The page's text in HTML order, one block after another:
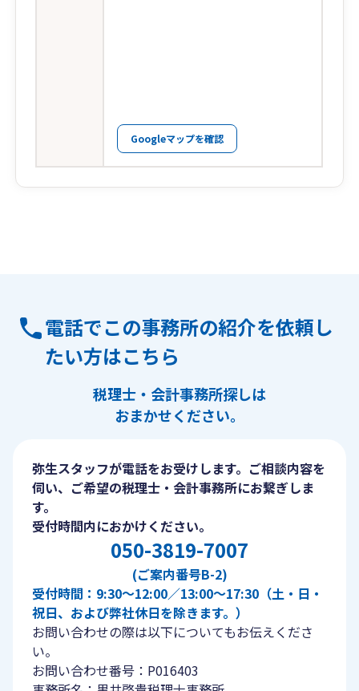
Googleマップを確認
電話でこの事務所の紹介を依頼し
たい方はこちら
税理士・会計事務所探しは
おまかせください。
弥生スタッフが電話をお受けします。ご相談内容を
伺い、ご希望の税理士・会計事務所にお繋ぎしま
す。
受付時間内におかけください。
050-3819-7007
(ご案内番号B-2)
受付時間：9:30〜12:00／13:00〜17:30（土・日・
祝日、および弊社休日を除きます。）
お問い合わせの際は以下についてもお伝えくださ
い。
お問い合わせ番号：P016403